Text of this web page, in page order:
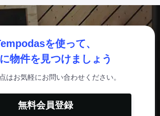
を使って、
物件を見つけましょう
はお気軽にお問い合わせください。
無料会員登録